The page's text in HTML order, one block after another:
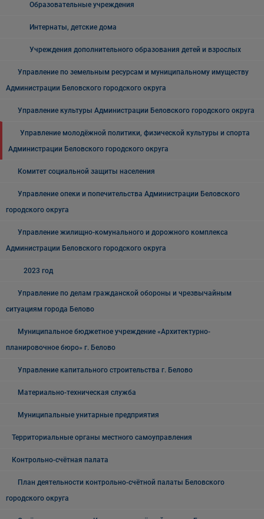
Образовательные учреждения
Интернаты, детские дома
Учреждения дополнительного образования детей и взрослых
Управление по земельным ресурсам и муниципальному имуществу
Администрации Беловского городского округа
Управление культуры Администрации Беловского городского округа
Управление молодёжной политики, физической культуры и спорта
Администрации Беловского городского округа
Комитет социальной защиты населения
Управление опеки и попечительства Администрации Беловского
городского округа
Управление жилищно-комунального и дорожного комплекса
Администрации Беловского городского округа
2023 год
Управление по делам гражданской обороны и чрезвычайным
ситуациям города Белово
Муниципальное бюджетное учреждение «Архитектурно-
планировочное бюро» г. Белово
Управление капитального строительства г. Белово
Материально-техническая служба
Муниципальные унитарные предприятия
Территориальные органы местного самоуправления
Контрольно-счётная палата
План деятельности контрольно-счётной палаты Беловского
городского округа